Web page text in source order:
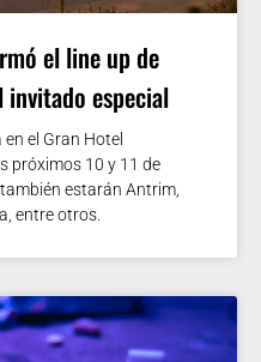
el line up de
invitado especial
el Gran Hotel
próximos 10 y 11 de
estarán Antrim,
entre otros.